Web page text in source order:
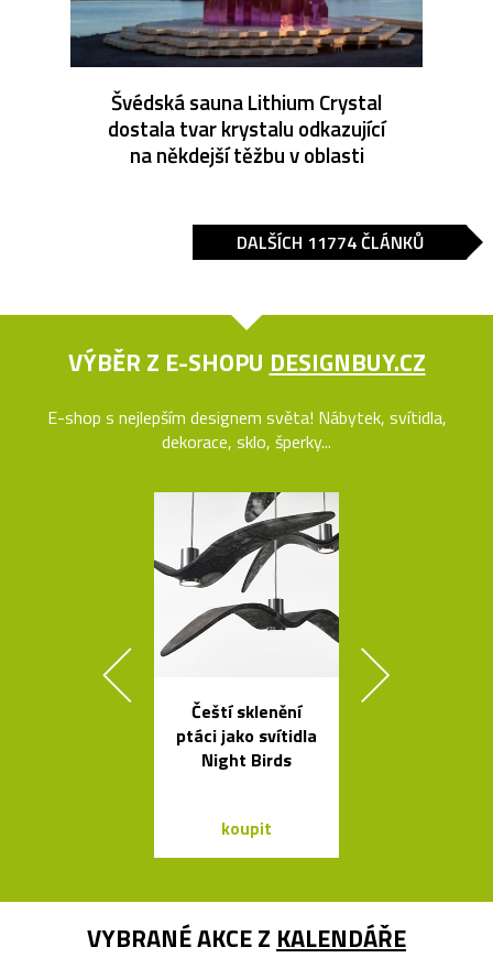
Švédská sauna Lithium Crystal
dostala tvar krystalu odkazující
na někdejší těžbu v oblasti
DALŠÍCH 11774 ČLÁNKŮ
VÝBĚR Z E-SHOPU DESIGNBUY.CZ
E-shop s nejlepším designem světa! Nábytek, svítidla,
dekorace, sklo, šperky...
Čeští sklenění
ptáci jako svítidla
Night Birds
koupit
VYBRANÉ AKCE Z KALENDÁŘE